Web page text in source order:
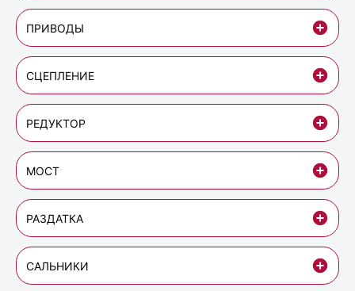
ПРИВОДЫ
СЦЕПЛЕНИЕ
РЕДУКТОР
МОСТ
РАЗДАТКА
САЛЬНИКИ